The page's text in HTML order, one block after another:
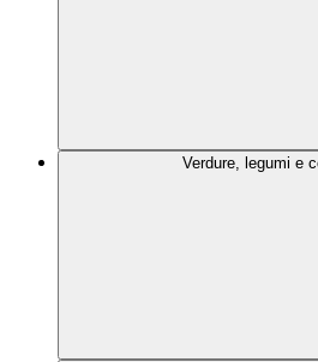
Verdure, legumi e